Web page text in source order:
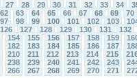
27 28 29 30 31 32 33 34
62 63 64 65 66 67 68 69
70
97 98 99 100 101 102 103
126 127 128 129 130 131
132
154 155 156 157 158 159
182 183 184 185 186 187
210 211 212 213 214 215
238 239 240 241 242 243
266 267 268 269 270 271